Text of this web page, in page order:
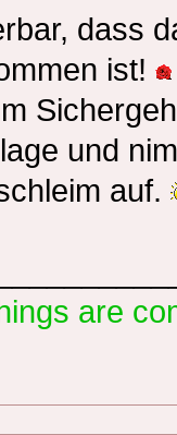
dass
ist!
und
auf.
are